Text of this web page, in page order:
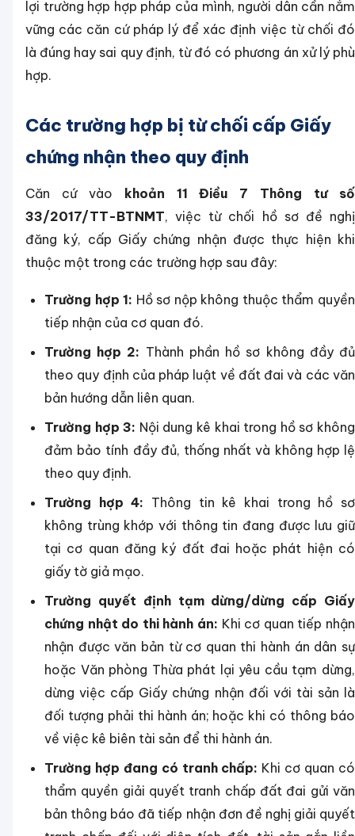
lợi trường hợp hợp pháp của mình, người dân cần nắm
vững các căn cứ pháp lý để xác định việc từ chối đó
là đúng hay sai quy định, từ đó có phương án xử lý phù
hợp.
Các trường hợp bị từ chối cấp Giấy
chứng nhận theo quy định
Căn cứ vào
khoản 11 Điều 7 Thông tư số
33/2017/TT-BTNMT, việc từ chối hồ sơ đề nghị
đăng ký, cấp Giấy chứng nhận được thực hiện khi
thuộc một trong các trường hợp sau đây:
Trường hợp 1: Hồ sơ nộp không thuộc thẩm quyền
tiếp nhận của cơ quan đó.
Trường hợp 2: Thành phần hồ sơ không đầy đủ
theo quy định của pháp luật về đất đai và các văn
bản hướng dẫn liên quan.
Trường hợp 3: Nội dung kê khai trong hồ sơ không
đảm bảo tính đầy đủ, thống nhất và không hợp lệ
theo quy định.
Trường hợp 4: Thông tin kê khai trong hồ sơ
không trùng khớp với thông tin đang được lưu giữ
tại cơ quan đăng ký đất đai hoặc phát hiện có
giấy tờ giả mạo.
Trường quyết định tạm dừng/dừng cấp Giấy
chứng nhật do thi hành án: Khi cơ quan tiếp nhận
nhận được văn bản từ cơ quan thi hành án dân sự
hoặc Văn phòng Thừa phát lại yêu cầu tạm dừng,
dừng việc cấp Giấy chứng nhận đối với tài sản là
đối tượng phải thi hành án; hoặc khi có thông báo
về việc kê biên tài sản để thi hành án.
Trường hợp đang có tranh chấp: Khi cơ quan có
thẩm quyền giải quyết tranh chấp đất đai gửi văn
bản thông báo đã tiếp nhận đơn đề nghị giải quyết